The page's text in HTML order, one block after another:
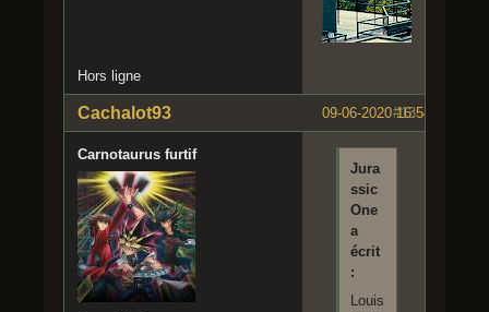
Hors ligne
#13
09-06-2020 16:54:04
Cachalot93
Carnotaurus furtif
Jura
ssic
One
a
écrit
:
Louis